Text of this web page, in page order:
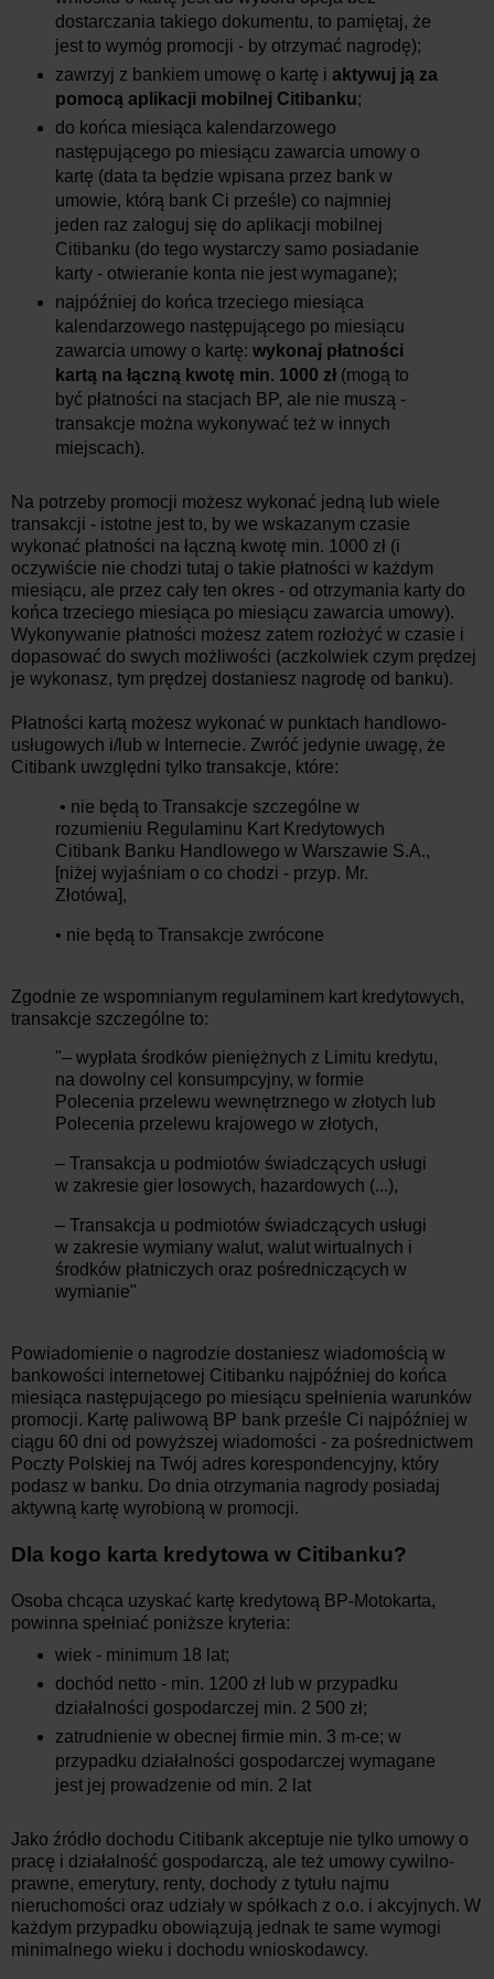
dostarczania takiego dokumentu, to pamiętaj, że
jest to wymóg promocji - by otrzymać nagrodę);
zawrzyj z bankiem umowę o kartę i aktywuj ją za
pomocą aplikacji mobilnej Citibanku;
do końca miesiąca kalendarzowego
następującego po miesiącu zawarcia umowy o
kartę (data ta będzie wpisana przez bank w
umowie, którą bank Ci prześle) co najmniej
jeden raz zaloguj się do aplikacji mobilnej
Citibanku (do tego wystarczy samo posiadanie
karty - otwieranie konta nie jest wymagane);
najpóźniej do końca trzeciego miesiąca
kalendarzowego następującego po miesiącu
zawarcia umowy o kartę: wykonaj płatności
kartą na łączną kwotę min. 1000 zł(mogą to
być płatności na stacjach BP, ale nie muszą -
transakcje można wykonywać też w innych
miejscach).
Na potrzeby promocji możesz wykonać jedną lub wiele
transakcji - istotne jest to, by we wskazanym czasie
wykonać płatności na łączną kwotę min. 1000 zł (i
oczywiście nie chodzi tutaj o takie płatności w każdym
miesiącu, ale przez cały ten okres - od otrzymania karty do
końca trzeciego miesiąca po miesiącu zawarcia umowy).
Wykonywanie płatności możesz zatem rozłożyć w czasie i
dopasować do swych możliwości (aczkolwiek czym prędzej
je wykonasz, tym prędzej dostaniesz nagrodę od banku).
Płatności kartą możesz wykonać w punktach handlowo-
usługowych i/lub w Internecie. Zwróć jedynie uwagę, że
Citibank uwzględni tylko transakcje, które:
• nie będą to Transakcje szczególne w
rozumieniu Regulaminu Kart Kredytowych
Citibank Banku Handlowego w Warszawie S.A.,
[niżej wyjaśniam o co chodzi - przyp. Mr.
Złotówa],
• nie będą to Transakcje zwrócone
Zgodnie ze wspomnianym regulaminem kart kredytowych,
transakcje szczególne to:
"– wypłata środków pieniężnych z Limitu kredytu,
na dowolny cel konsumpcyjny, w formie
Polecenia przelewu wewnętrznego w złotych lub
Polecenia przelewu krajowego w złotych,
– Transakcja u podmiotów świadczących usługi
w zakresie gier losowych, hazardowych (...),
– Transakcja u podmiotów świadczących usługi
w zakresie wymiany walut, walut wirtualnych i
środków płatniczych oraz pośredniczących w
wymianie"
Powiadomienie o nagrodzie dostaniesz wiadomością w
bankowości internetowej Citibanku najpóźniej do końca
miesiąca następującego po miesiącu spełnienia warunków
promocji. Kartę paliwową BP bank prześle Ci najpóźniej w
ciągu 60 dni od powyższej wiadomości - za pośrednictwem
Poczty Polskiej na Twój adres korespondencyjny, który
podasz w banku. Do dnia otrzymania nagrody posiadaj
aktywną kartę wyrobioną w promocji.
Dla kogo karta kredytowa w Citibanku?
Osoba chcąca uzyskać kartę kredytową BP-Motokarta,
powinna spełniać poniższe kryteria:
wiek - minimum 18 lat;
dochód netto - min. 1200 zł lub w przypadku
działalności gospodarczej min. 2 500 zł;
zatrudnienie w obecnej firmie min. 3 m-ce; w
przypadku działalności gospodarczej wymagane
jest jej prowadzenie od min. 2 lat
Jako źródło dochodu Citibank akceptuje nie tylko umowy o
pracę i działalność gospodarczą, ale też umowy cywilno-
prawne, emerytury, renty, dochody z tytułu najmu
nieruchomości oraz udziały w spółkach z o.o. i akcyjnych. W
każdym przypadku obowiązują jednak te same wymogi
minimalnego wieku i dochodu wnioskodawcy.